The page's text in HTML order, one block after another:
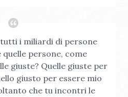
i miliardi di persone
persone, come
giuste? Quelle giuste per
giusto per essere mio
che tu incontri le